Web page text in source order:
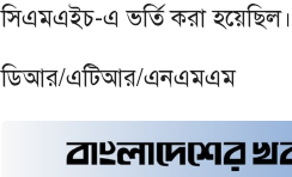
সিএমএইচ-এ ভর্তি করা হয়েছিল।
ডিআর/এটিআর/এনএমএম